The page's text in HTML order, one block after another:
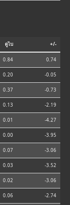
ดูไบ +/-
0.84 0.74
0.20 -0.05
0.37 -0.73
0.13 -2.19
0.01 -4.27
0.00 -3.95
0.07 -3.06
0.03 -3.52
0.02 -3.06
0.06 -2.74